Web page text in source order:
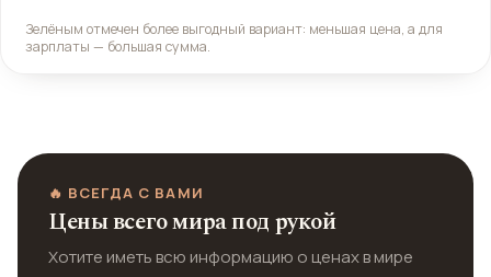
Зелёным отмечен более выгодный вариант: меньшая цена, а для
зарплаты — большая сумма.
🔥 ВСЕГДА С ВАМИ
Цены всего мира под рукой
Хотите иметь всю информацию о ценах в мире